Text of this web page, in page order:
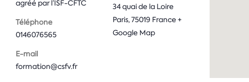
agréé par l’ISF-CFTC
Téléphone
0146076565
E-mail
formation@csfv.fr
34 quai de la Loire
Paris,75019 France +
Google Map